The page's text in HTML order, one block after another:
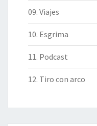
09. Viajes
10. Esgrima
11. Podcast
12. Tiro con arco